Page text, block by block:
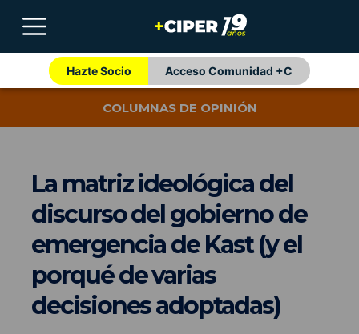
Hazte Socio Acceso Comunidad +C
COLUMNAS DE OPINIÓN
La matriz ideológica del
discurso del gobierno de
emergencia de Kast (y el
porqué de varias
decisiones adoptadas)